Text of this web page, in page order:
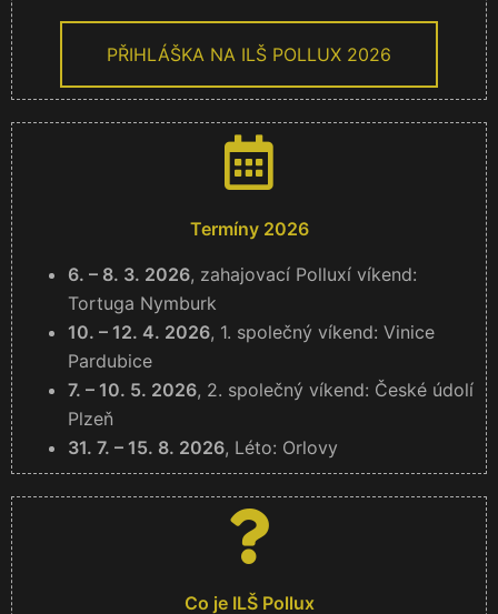
Termíny 2026
6. – 8. 3. 2026, zahajovací Polluxí víkend:
Tortuga Nymburk
10. – 12. 4. 2026, 1. společný víkend: Vinice
Pardubice
7. – 10. 5. 2026, 2. společný víkend: České údolí
Plzeň
31. 7. – 15. 8. 2026, Léto: Orlovy
PŘIHLÁŠKA NA ILŠ POLLUX 2026
Co je ILŠ Pollux